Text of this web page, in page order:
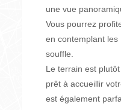
une vue
Vous pourrez
en contemplant les
souffle.
Le terrain est
prêt à accueillir
est également